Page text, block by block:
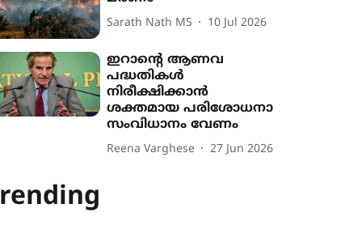
Sarath Nath MS 10 Jul 2026
ഇറാന്‍റെ ആണവ
പദ്ധതികൾ
നിരീക്ഷിക്കാൻ
ശക്തമായ പരിശോധനാ
സംവിധാനം വേണം
Reena Varghese 27 Jun 2026